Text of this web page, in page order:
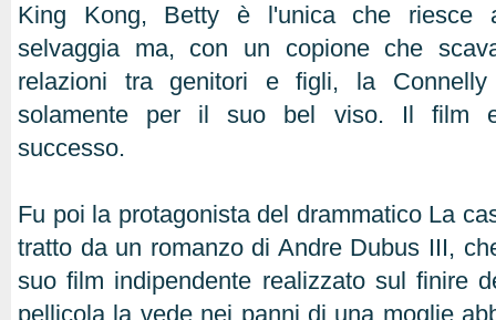
King Kong, Betty è l'unica che riesce
selvaggia ma, con un copione che
relazioni tra genitori e figli, la
solamente per il suo bel viso. Il film
successo.
Fu poi la protagonista del drammatico La
tratto da un romanzo di Andre Dubus III,
suo film indipendente realizzato sul finire
pellicola la vede nei panni di una moglie